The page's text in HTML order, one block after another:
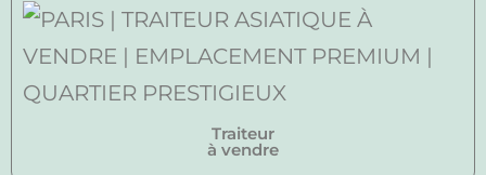
Traiteur
à vendre